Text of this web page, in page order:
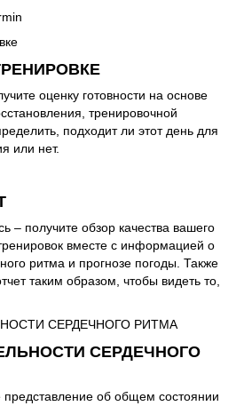
оценку готовности на основе
тренировочной
подходит ли этот день для
или нет.
– получите обзор качества вашего
вместе с информацией о
ритма и прогнозе погоды. Также
таким образом, чтобы видеть то,
СЕРДЕЧНОГО
об общем состоянии